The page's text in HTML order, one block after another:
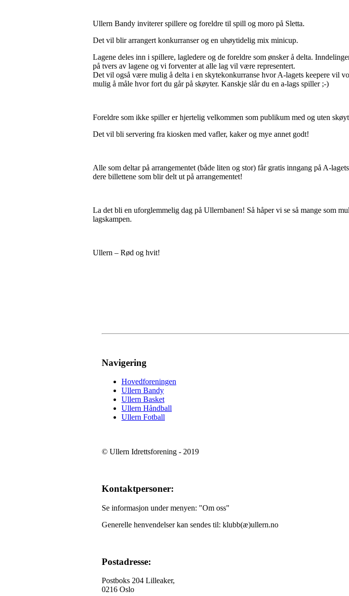
Ullern Bandy inviterer spillere og foreldre til spill og moro på Sletta.
Det vil blir arrangert konkurranser og en uhøytidelig mix minicup.
Lagene deles inn i spillere, lagledere og de foreldre som ønsker å delta.
på tvers av lagene og vi forventer at alle lag vil være representert.
Det vil også være mulig å delta i en skytekonkurranse hvor A-lagets keepere vil
mulig å måle hvor fort du går på skøyter. Kanskje slår du en a-lags spiller ;-)
Foreldre som ikke spiller er hjertelig velkommen som publikum med og uten
Det vil bli servering fra kiosken med vafler, kaker og mye annet godt!
Alle som deltar på arrangementet (både liten og stor) får gratis inngang på A-
dere billettene som blir delt ut på arrangementet!
La det bli en uforglemmelig dag på Ullernbanen! Så håper vi se så mange som
lagskampen.
Ullern – Rød og hvit!
Navigering
Hovedforeningen
Ullern Bandy
Ullern Basket
Ullern Håndball
Ullern Fotball
© Ullern Idrettsforening - 2019
Kontaktpersoner:
Se informasjon under menyen: "Om oss"
Generelle henvendelser kan sendes til: klubb(æ)ullern.no
Postadresse:
Postboks 204 Lilleaker,
0216 Oslo